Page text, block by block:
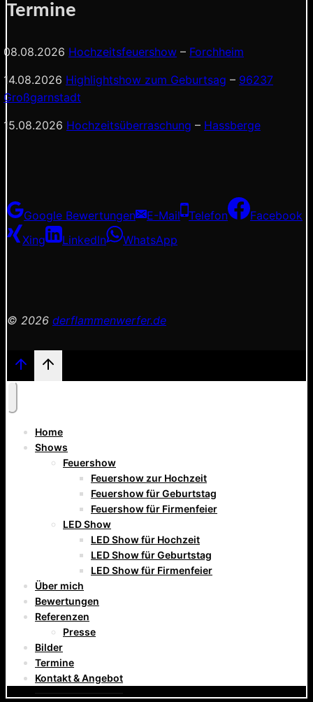
Termine
08.08.2026 Hochzeitsfeuershow – Forchheim
14.08.2026 Highlightshow zum Geburtsag – 96237
Großgarnstadt
15.08.2026 Hochzeitsüberraschung – Hassberge
Google Bewertungen E-Mail Telefon
Facebook
Xing
LinkedIn WhatsApp
© 2026 derflammenwerfer.de
Home
Shows
Feuershow
Feuershow zur Hochzeit
Feuershow für Geburtstag
Feuershow für Firmenfeier
LED Show
LED Show für Hochzeit
LED Show für Geburtstag
LED Show für Firmenfeier
Über mich
Bewertungen
Referenzen
Presse
Bilder
Termine
Kontakt & Angebot